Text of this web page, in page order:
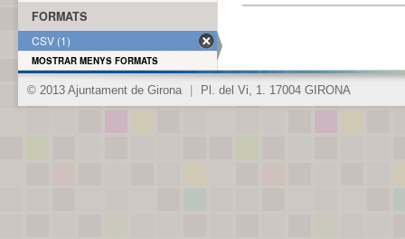
FORMATS
CSV (1)
MOSTRAR MENYS FORMATS
© 2013 Ajuntament de Girona Pl. del Vi, 1. 17004 GIRONA